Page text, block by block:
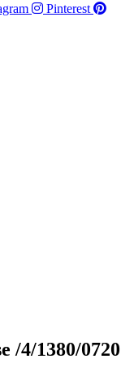
Pinterest
/4/1380/0720